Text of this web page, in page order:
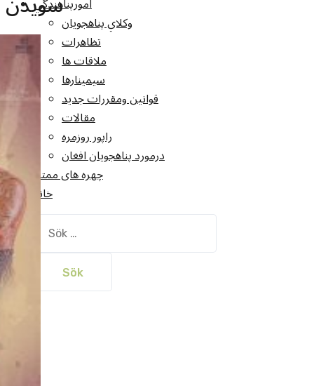
وکلاي پناهجويان
تظاهرات
ملاقات ها
سيمينارها
قوانين ومقررات جديد
مقالات
راپور روزمره
درمورد پناهجويان افغان
چهره های ممتاز
خانه
efter: